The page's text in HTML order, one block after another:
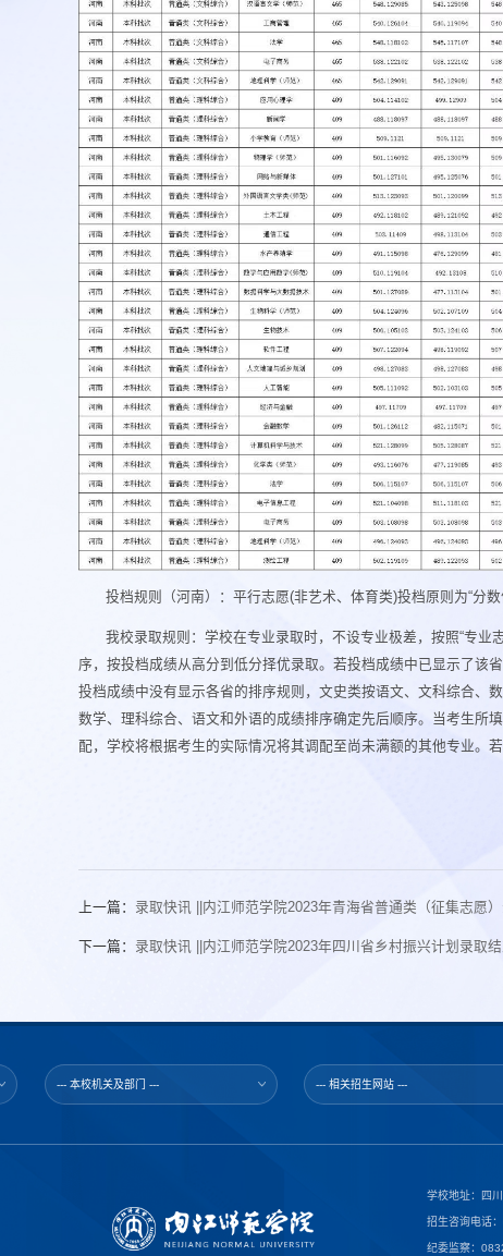
投档规则（河南）：平行志愿(非艺术、体育类)投档原则为“分
我校录取规则：学校在专业录取时，不设专业极差，按照“专业
序，按投档成绩从高分到低分择优录取。若投档成绩中已显示了该
投档成绩中没有显示各省的排序规则，文史类按语文、文科综合、
数学、理科综合、语文和外语的成绩排序确定先后顺序。当考生所
配，学校将根据考生的实际情况将其调配至尚未满额的其他专业。
上一篇： 录取快讯 ||内江师范学院2023年青海省普通类（征集志愿
下一篇： 录取快讯 ||内江师范学院2023年四川省乡村振兴计划录取
--- 本校机关及部门 --- --- 相关招生网站 ---
学校地址：四
招生咨询电话
纪委监察：